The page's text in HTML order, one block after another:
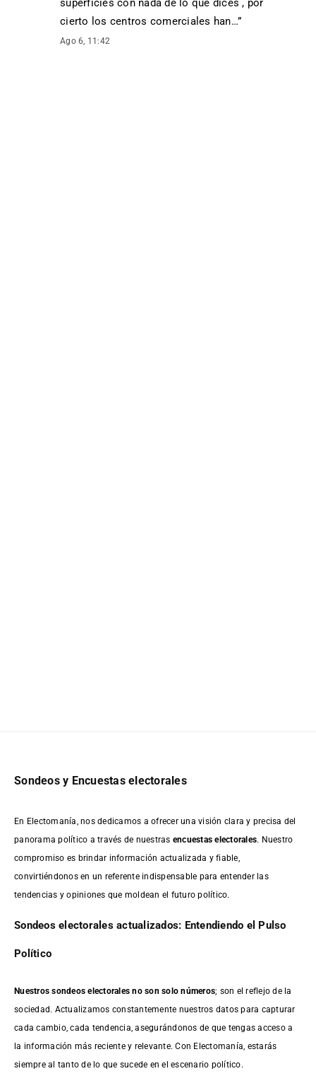
cierto los centros comerciales han…”
Ago 6, 11:42
Sondeos y Encuestas electorales
En Electomanía, nos dedicamos a ofrecer una visión clara y precisa del
panorama político a través de nuestras encuestas electorales. Nuestro
compromiso es brindar información actualizada y fiable,
convirtiéndonos en un referente indispensable para entender las
tendencias y opiniones que moldean el futuro político.
Sondeos electorales actualizados: Entendiendo el Pulso
Político
Nuestros sondeos electorales no son solo números; son el reflejo de la
sociedad. Actualizamos constantemente nuestros datos para capturar
cada cambio, cada tendencia, asegurándonos de que tengas acceso a
la información más reciente y relevante. Con Electomanía, estarás
siempre al tanto de lo que sucede en el escenario político.